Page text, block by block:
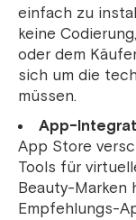
einfach zu
keine
oder dem
sich um die
müssen.
App-
App Store
Tools für
Beauty-Marken
Empfehlungs-